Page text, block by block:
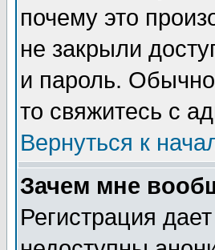
почему это
не закрыли
и пароль.
то свяжитесь с
Вернуться к
Зачем мне
Регистрация